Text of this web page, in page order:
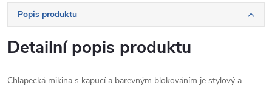
Popis produktu
Detailní popis produktu
Chlapecká mikina s kapucí a barevným blokováním je stylový a